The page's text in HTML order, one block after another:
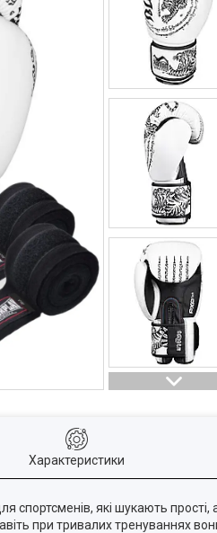
Характеристики
спортсменів, які шукають
при тривалих тренуваннях